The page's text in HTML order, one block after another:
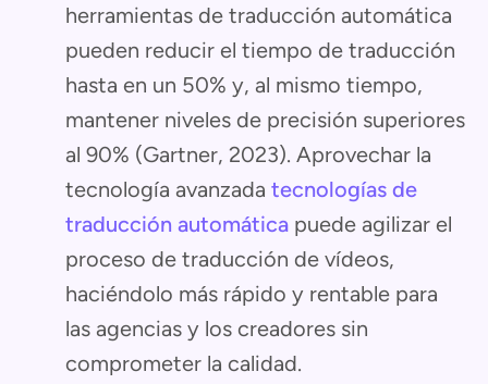
herramientas de traducción automática
pueden reducir el tiempo de traducción
hasta en un 50% y, al mismo tiempo,
mantener niveles de precisión superiores
al 90% (Gartner, 2023). Aprovechar la
tecnología avanzada tecnologías de
traducción automática puede agilizar el
proceso de traducción de vídeos,
haciéndolo más rápido y rentable para
las agencias y los creadores sin
comprometer la calidad.